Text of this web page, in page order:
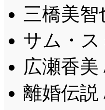
三橋美
サム・ス
広瀬香
離婚伝説